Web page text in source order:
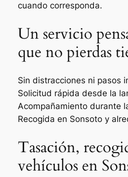
cuando corresponda.
Un servicio
que no pierdas
Sin distracciones ni pasos
Solicitud rápida desde la
Acompañamiento durante
Recogida en Sonsoto y
Tasación,
vehículos en